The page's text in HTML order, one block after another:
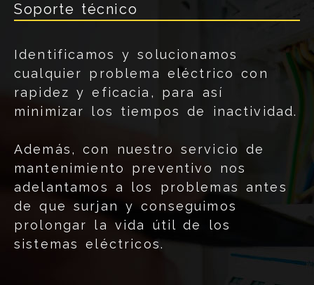
Soporte técnico
Identificamos y solucionamos
cualquier problema eléctrico con
rapidez y eficacia, para así
minimizar los tiempos de inactividad.
Además, con nuestro servicio de
mantenimiento preventivo nos
adelantamos a los problemas antes
de que surjan y conseguimos
prolongar la vida útil de los
sistemas eléctricos.